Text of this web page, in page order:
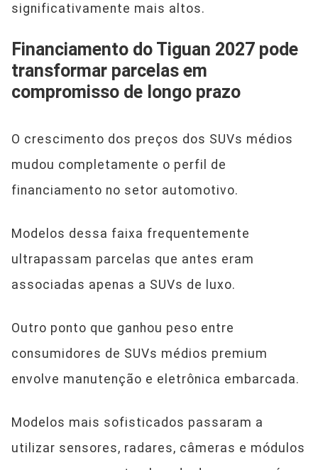
significativamente mais altos.
Financiamento do Tiguan 2027 pode
transformar parcelas em
compromisso de longo prazo
O crescimento dos preços dos SUVs médios
mudou completamente o perfil de
financiamento no setor automotivo.
Modelos dessa faixa frequentemente
ultrapassam parcelas que antes eram
associadas apenas a SUVs de luxo.
Outro ponto que ganhou peso entre
consumidores de SUVs médios premium
envolve manutenção e eletrônica embarcada.
Modelos mais sofisticados passaram a
utilizar sensores, radares, câmeras e módulos